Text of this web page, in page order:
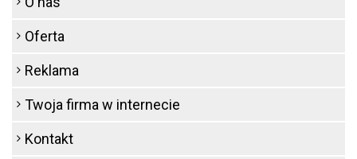
Oferta
Reklama
Twoja firma w internecie
Kontakt